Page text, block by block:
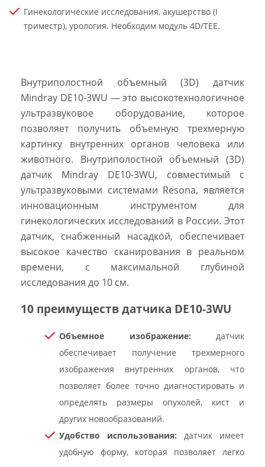
Гинекологические исследования, акушерство (I
триместр), урология. Необходим модуль 4D/TEE.
Внутриполостной объемный (3D) датчик
Mindray DE10-3WU — это высокотехнологичное
ультразвуковое оборудование, которое
позволяет получить объемную трехмерную
картинку внутренних органов человека или
животного. Внутриполостной объемный (3D)
датчик Mindray DE10-3WU, совместимый с
ультразвуковыми системами Resona, является
инновационным инструментом для
гинекологических исследований в России. Этот
датчик, снабженный насадкой, обеспечивает
высокое качество сканирования в реальном
времени, с максимальной глубиной
исследования до 10 см.
10 преимуществ датчика DE10-3WU
Объемное изображение: датчик
обеспечивает получение трехмерного
изображения внутренних органов, что
позволяет более точно диагностировать и
определять размеры опухолей, кист и
других новообразований.
Удобство использования: датчик имеет
удобную форму, которая позволяет легко